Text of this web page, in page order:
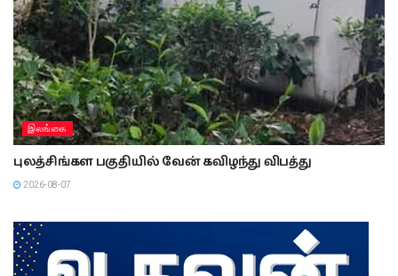
இலங்கை
புலத்சிங்கள பகுதியில் வேன் கவிழந்து விபத்து
2026-08-07